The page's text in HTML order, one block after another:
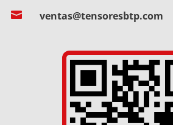
 ventas@tensoresbtp.com